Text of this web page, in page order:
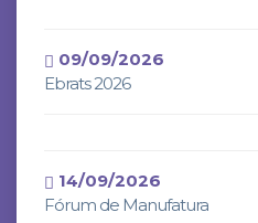
09/09/2026
Ebrats 2026
14/09/2026
Fórum de Manufatura